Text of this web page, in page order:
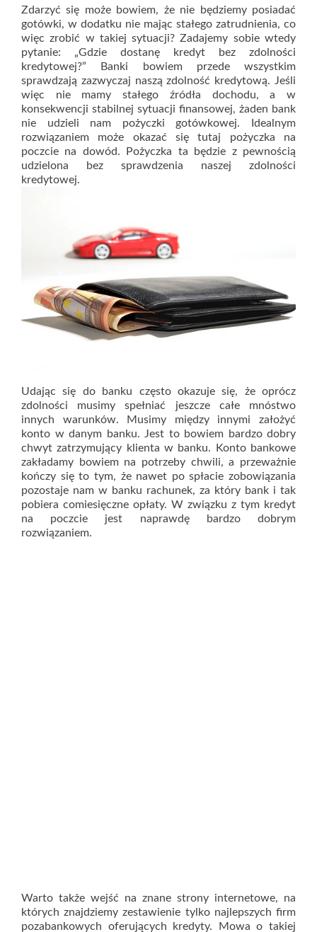
Zdarzyć się może bowiem, że nie będziemy posiadać
gotówki, w dodatku nie mając stałego zatrudnienia, co
więc zrobić w takiej sytuacji? Zadajemy sobie wtedy
pytanie: „Gdzie dostanę kredyt bez zdolności
kredytowej?” Banki bowiem przede wszystkim
sprawdzają zazwyczaj naszą zdolność kredytową. Jeśli
więc nie mamy stałego źródła dochodu, a w
konsekwencji stabilnej sytuacji finansowej, żaden bank
nie udzieli nam pożyczki gotówkowej. Idealnym
rozwiązaniem może okazać się tutaj pożyczka na
poczcie na dowód. Pożyczka ta będzie z pewnością
udzielona bez sprawdzenia naszej zdolności
kredytowej.
Udając się do banku często okazuje się, że oprócz
zdolności musimy spełniać jeszcze całe mnóstwo
innych warunków. Musimy między innymi założyć
konto w danym banku. Jest to bowiem bardzo dobry
chwyt zatrzymujący klienta w banku. Konto bankowe
zakładamy bowiem na potrzeby chwili, a przeważnie
kończy się to tym, że nawet po spłacie zobowiązania
pozostaje nam w banku rachunek, za który bank i tak
pobiera comiesięczne opłaty. W związku z tym kredyt
na poczcie jest naprawdę bardzo dobrym
rozwiązaniem.
Warto także wejść na znane strony internetowe, na
których znajdziemy zestawienie tylko najlepszych firm
pozabankowych oferujących kredyty. Mowa o takiej